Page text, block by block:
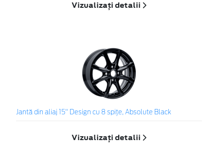
Vizualizați detalii
Jantă din aliaj 15" Design cu 8 spiţe, Absolute Black
Vizualizați detalii